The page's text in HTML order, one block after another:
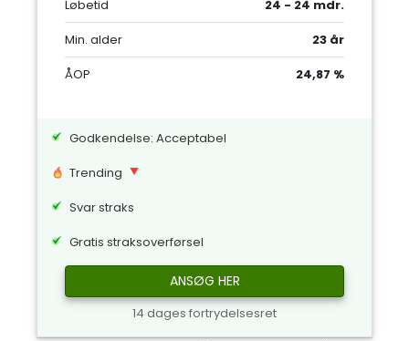
Løbetid
24 - 24 mdr.
Min. alder
23 år
ÅOP
24,87 %
Godkendelse: Acceptabel
Trending
Svar straks
Gratis straksoverførsel
ANSØG HER
14 dages fortrydelsesret